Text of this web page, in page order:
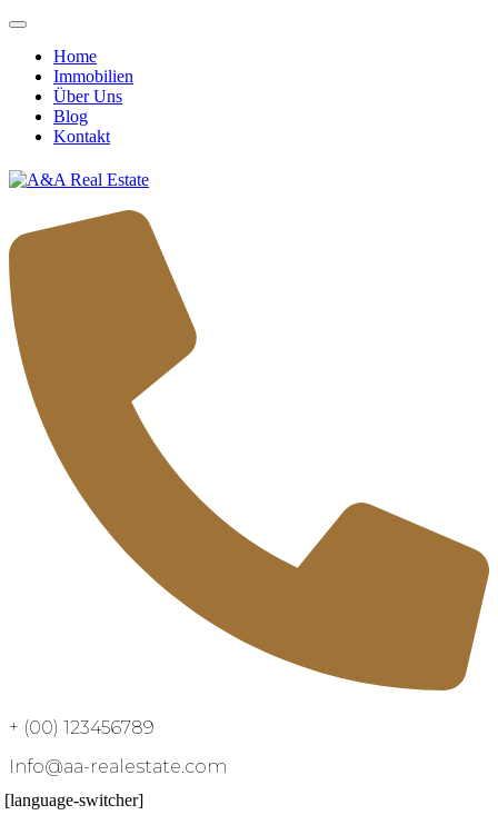
Home
Immobilien
Über Uns
Blog
Kontakt
+ (00) 123456789
Info@aa-realestate.com
[language-switcher]